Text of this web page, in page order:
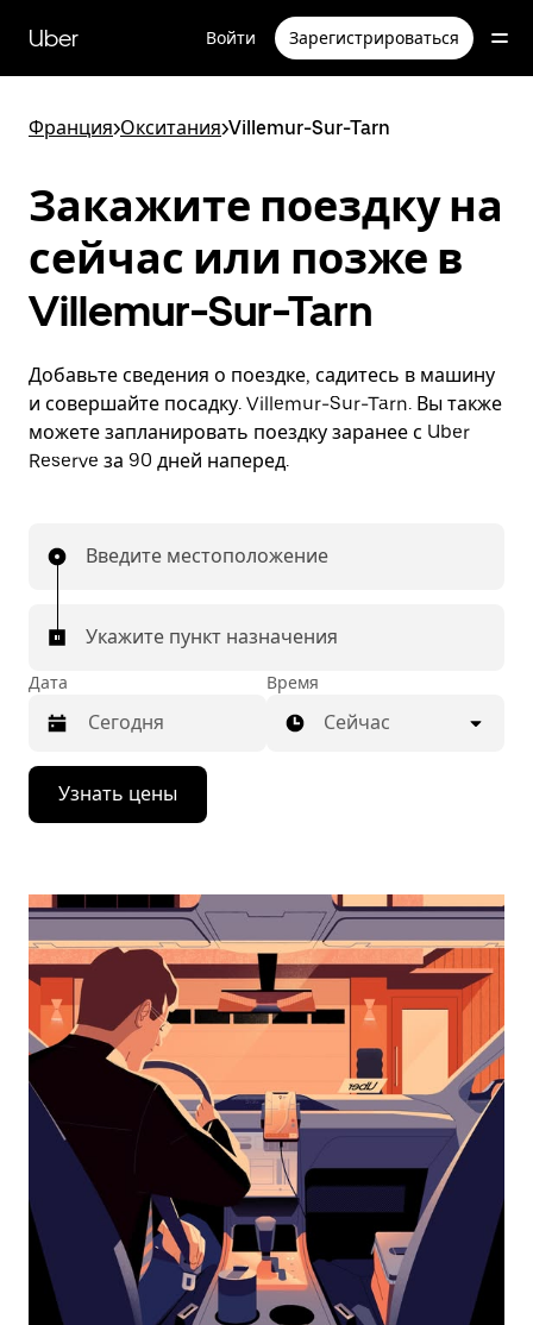
перейти
к
Uber Войти Зарегистрироваться
Франция>Окситания>Villemur-Sur-Tarn
Закажите поездку на
сейчас или позже в
Villemur-Sur-Tarn
Добавьте сведения о поездке, садитесь в машину
и совершайте посадку. Villemur-Sur-Tarn. Вы также
можете запланировать поездку заранее с Uber
Reserve за 90 дней наперед.
Введите местоположение
Укажите пункт назначения
Дата
Нажмите
стрелку
вниз,
календарю
выбрать
дату.
Чтобы
закрыть
календарь,
нажмите
Esc.
Время
Сейчас
Узнать цены